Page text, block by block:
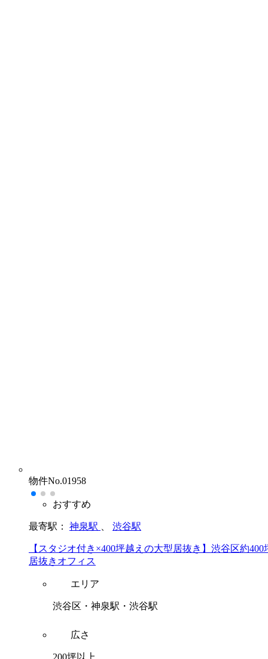
物件No.01958
おすすめ
最寄駅： 神泉駅 、 渋谷駅
【スタジオ付き×400坪越えの大型居抜き】渋谷区約400
居抜きオフィス
エリア
渋谷区・神泉駅・渋谷駅
広さ